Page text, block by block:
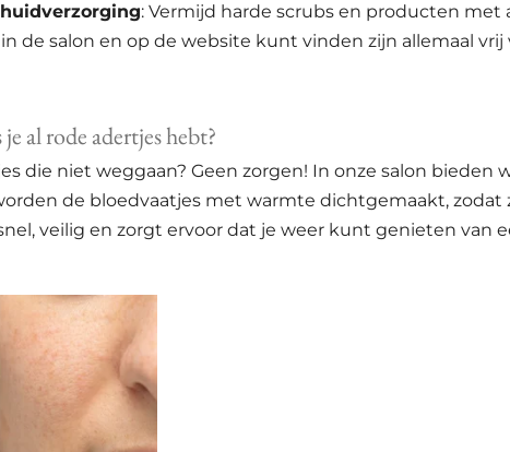
: Vermijd harde scrubs en producten
de salon en op de website kunt vinden zijn allemaal
al rode adertjes hebt?
die niet weggaan? Geen zorgen! In onze salon bieden
de bloedvaatjes met warmte dichtgemaakt,
veilig en zorgt ervoor dat je weer kunt genieten van